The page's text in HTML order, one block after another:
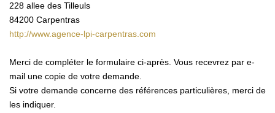
228 allee des Tilleuls
84200 Carpentras
http://www.agence-lpi-carpentras.com
Merci de compléter le formulaire ci-après. Vous recevrez par e-
mail une copie de votre demande.
Si votre demande concerne des références particulières, merci de
les indiquer.